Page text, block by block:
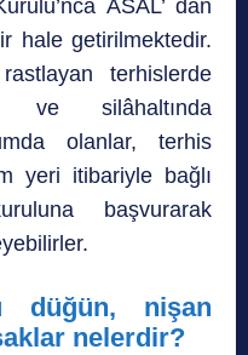
ASAL’ dan
hale getirilmektedir.
terhislerde
ve silâhaltında
olanlar, terhis
yeri itibariyle bağlı
başvurarak
düğün, nişan
nelerdir?